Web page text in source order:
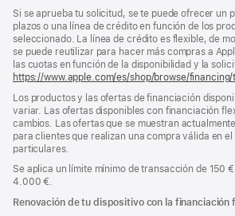
Si se aprueba tu solicitud, se te puede ofrecer un
plazos o una línea de crédito en función de los
seleccionado. La línea de crédito es flexible, de
se puede reutilizar para hacer más compras a
las cuotas en función de la disponibilidad y la
https://www.apple.com/es/shop/browse/financing/
Los productos y las ofertas de financiación
variar. Las ofertas disponibles con financiación
cambios. Las ofertas que se muestran
para clientes que realizan una compra válida en
particulares.
Se aplica un límite mínimo de transacción de 150
4.000 €.
Renovación de tu dispositivo con la financiación